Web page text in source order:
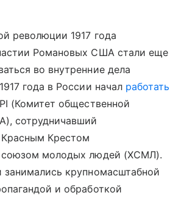
революции 1917 года
Романовых США стали еще
во внутренние дела
года в России начал работать
(Комитет общественной
сотрудничавший
Крестом
союзом молодых людей (ХСМЛ).
занимались крупномасштабной
и обработкой